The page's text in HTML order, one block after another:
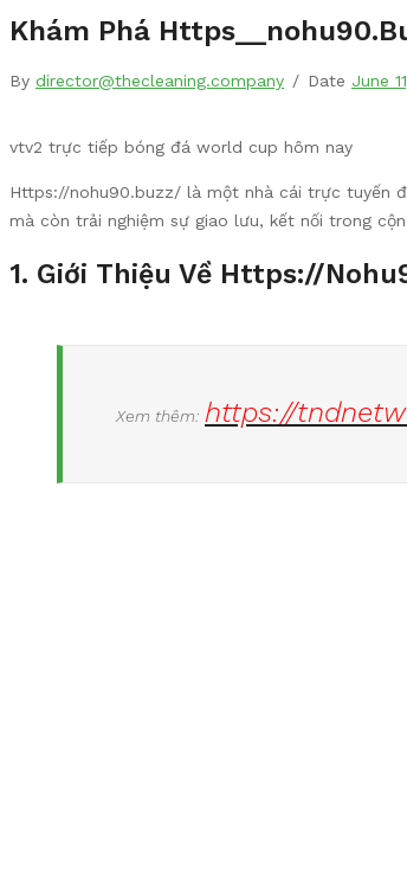
Khám Phá
By director@thecleaning.company / Date June
vtv2 trực tiếp bóng đá world cup hôm nay
Https://nohu90.buzz/ là một nhà cái trực tuyến
mà còn trải nghiệm sự giao lưu, kết nối trong
1. Giới Thiệu Về Https://
Xem thêm: https://